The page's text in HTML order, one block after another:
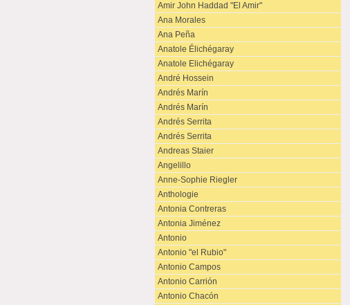
Amir John Haddad "El Amir"
Ana Morales
Ana Peña
Anatole Élichégaray
Anatole Elichégaray
André Hossein
Andrés Marín
Andrés Marín
Andrés Serrita
Andrés Serrita
Andreas Staier
Angelillo
Anne-Sophie Riegler
Anthologie
Antonia Contreras
Antonia Jiménez
Antonio
Antonio "el Rubio"
Antonio Campos
Antonio Carrión
Antonio Chacón